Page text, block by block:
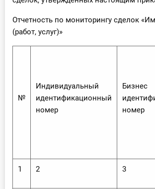
Отчетность по мониторингу сделок
(работ, услуг)»
№
Индивидуальный
идентификационный
номер
Бизнес
номер
1 2 3